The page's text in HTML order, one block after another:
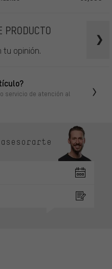
PRODUCTO
tu opinión.
servicio de atención al